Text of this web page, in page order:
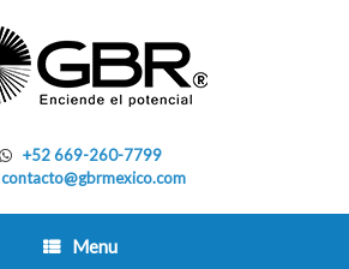
+52 669-260-7799
contacto@gbrmexico.com
Menu